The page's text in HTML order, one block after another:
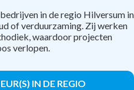
in de regio Hilversum in
of verduurzaming. Zij werken
waardoor projecten
verlopen.
IN DE REGIO